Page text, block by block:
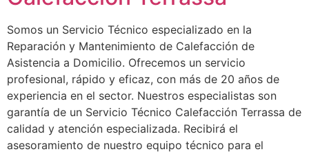
Somos un Servicio Técnico especializado en la
Reparación y Mantenimiento de Calefacción de
Asistencia a Domicilio. Ofrecemos un servicio
profesional, rápido y eficaz, con más de 20 años de
experiencia en el sector. Nuestros especialistas son
garantía de un Servicio Técnico Calefacción Terrassa de
calidad y atención especializada. Recibirá el
asesoramiento de nuestro equipo técnico para el